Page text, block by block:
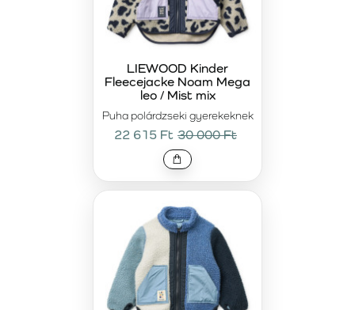
Puha polárdzseki gyerekeknek
LIEWOOD Kinder
Fleecejacke Noam Mega
leo / Mist mix
22 615 Ft 30 000 Ft